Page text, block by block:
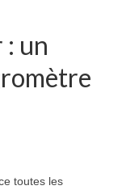
un
toutes les